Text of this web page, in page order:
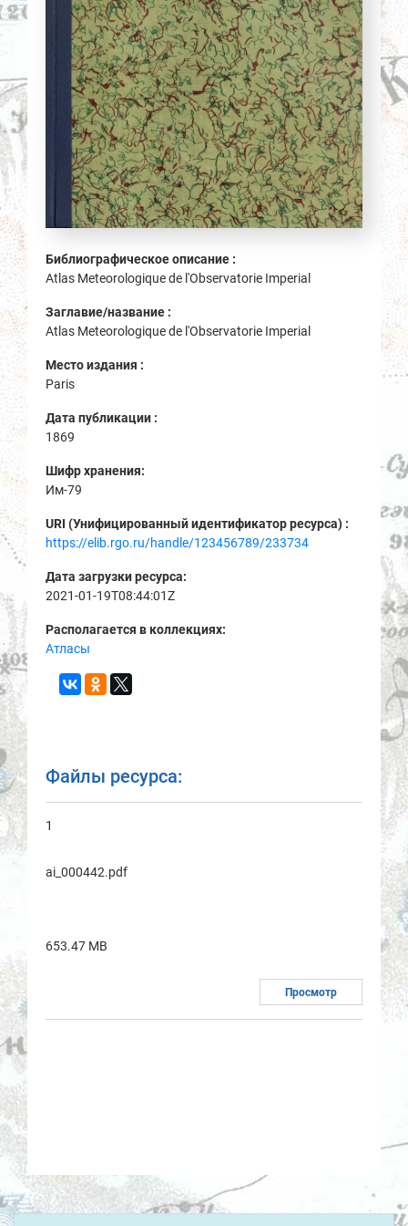
Библиографическое описание :
Atlas Meteorologique de l'Observatorie Imperial
Заглавие/название :
Atlas Meteorologique de l'Observatorie Imperial
Место издания :
Paris
Дата публикации :
1869
Шифр хранения:
Им-79
URI (Унифицированный идентификатор ресурса) :
https://elib.rgo.ru/handle/123456789/233734
Дата загрузки ресурса:
2021-01-19T08:44:01Z
Располагается в коллекциях:
Атласы
Файлы ресурса:
1
ai_000442.pdf
653.47 MB
Просмотр